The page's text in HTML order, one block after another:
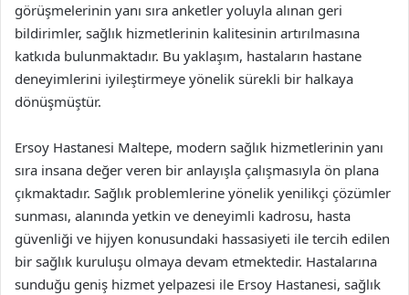
görüşmelerinin yanı sıra anketler yoluyla alınan geri
bildirimler, sağlık hizmetlerinin kalitesinin artırılmasına
katkıda bulunmaktadır. Bu yaklaşım, hastaların hastane
deneyimlerini iyileştirmeye yönelik sürekli bir halkaya
dönüşmüştür.
Ersoy Hastanesi Maltepe, modern sağlık hizmetlerinin yanı
sıra insana değer veren bir anlayışla çalışmasıyla ön plana
çıkmaktadır. Sağlık problemlerine yönelik yenilikçi çözümler
sunması, alanında yetkin ve deneyimli kadrosu, hasta
güvenliği ve hijyen konusundaki hassasiyeti ile tercih edilen
bir sağlık kuruluşu olmaya devam etmektedir. Hastalarına
sunduğu geniş hizmet yelpazesi ile Ersoy Hastanesi, sağlık